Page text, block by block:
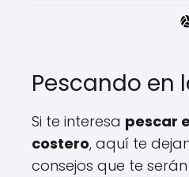
Pescando en
Si te interesa pescar
costero, aquí te
consejos que te